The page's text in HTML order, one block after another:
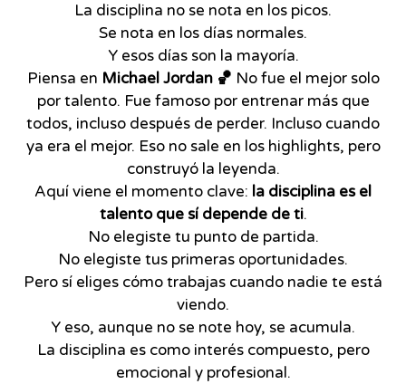
La disciplina no se nota en los picos.
Se nota en los días normales.
Y esos días son la mayoría.
Piensa en Michael Jordan 🏀 No fue el mejor solo
por talento. Fue famoso por entrenar más que
todos, incluso después de perder. Incluso cuando
ya era el mejor. Eso no sale en los highlights, pero
construyó la leyenda.
Aquí viene el momento clave: la disciplina es el
talento que sí depende de ti.
No elegiste tu punto de partida.
No elegiste tus primeras oportunidades.
Pero sí eliges cómo trabajas cuando nadie te está
viendo.
Y eso, aunque no se note hoy, se acumula.
La disciplina es como interés compuesto, pero
emocional y profesional.